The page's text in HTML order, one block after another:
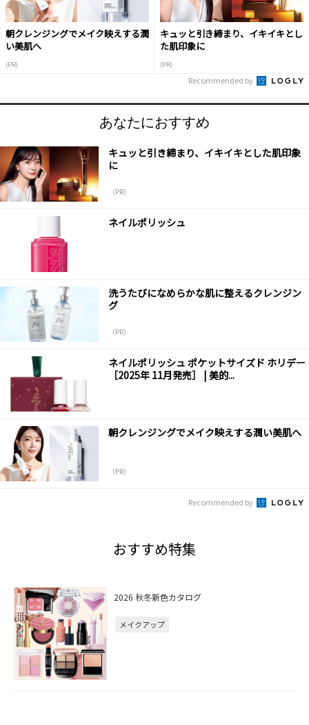
朝クレンジングでメイク映えする潤
い美肌へ
(PR)
キュッと引き締まり、イキイキとし
た肌印象に
(PR)
Recommended by
あなたにおすすめ
キュッと引き締まり、イキイキとした肌印象
に
（PR）
ネイルポリッシュ
洗うたびになめらかな肌に整えるクレンジン
グ
（PR）
ネイルポリッシュ ポケットサイズド ホリデー
［2025年 11月発売］ | 美的...
朝クレンジングでメイク映えする潤い美肌へ
（PR）
Recommended by
おすすめ特集
2026 秋冬新色カタログ
メイクアップ